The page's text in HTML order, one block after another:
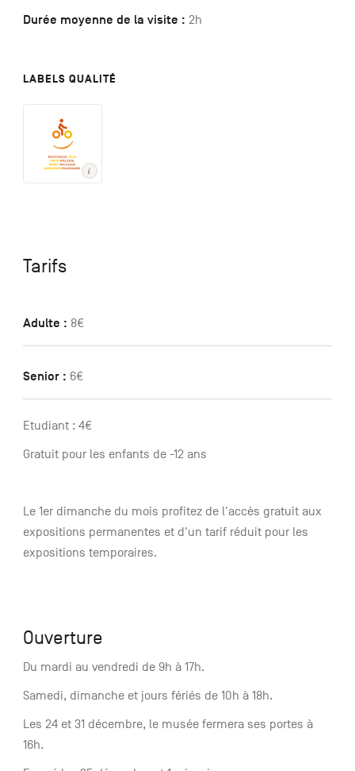
Durée moyenne de la visite : 2h
LABELS QUALITÉ
Tarifs
Adulte : 8€
Senior : 6€
Etudiant : 4€
Gratuit pour les enfants de -12 ans
Le 1er dimanche du mois profitez de l'accès gratuit aux
expositions permanentes et d'un tarif réduit pour les
expositions temporaires.
Ouverture
Du mardi au vendredi de 9h à 17h.
Samedi, dimanche et jours fériés de 10h à 18h.
Les 24 et 31 décembre, le musée fermera ses portes à
16h.